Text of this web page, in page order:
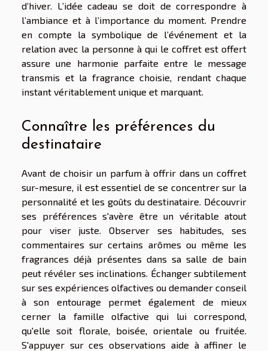
d’hiver. L’idée cadeau se doit de correspondre à
l’ambiance et à l’importance du moment. Prendre
en compte la symbolique de l’événement et la
relation avec la personne à qui le coffret est offert
assure une harmonie parfaite entre le message
transmis et la fragrance choisie, rendant chaque
instant véritablement unique et marquant.
Connaître les préférences du
destinataire
Avant de choisir un parfum à offrir dans un coffret
sur-mesure, il est essentiel de se concentrer sur la
personnalité et les goûts du destinataire. Découvrir
ses préférences s'avère être un véritable atout
pour viser juste. Observer ses habitudes, ses
commentaires sur certains arômes ou même les
fragrances déjà présentes dans sa salle de bain
peut révéler ses inclinations. Échanger subtilement
sur ses expériences olfactives ou demander conseil
à son entourage permet également de mieux
cerner la famille olfactive qui lui correspond,
qu'elle soit florale, boisée, orientale ou fruitée.
S'appuyer sur ces observations aide à affiner le